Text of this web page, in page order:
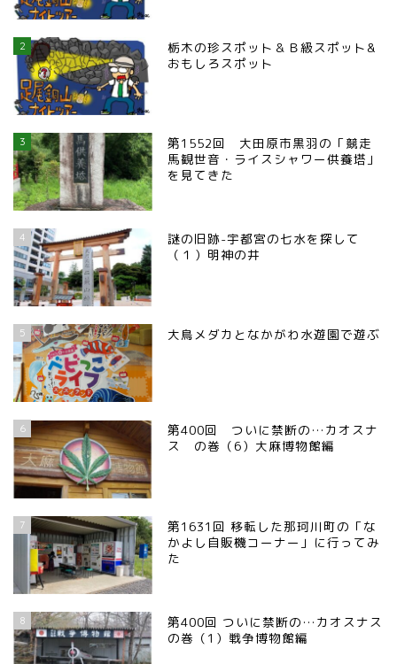
2
栃木の珍スポット＆Ｂ級スポット&
おもしろスポット
3
第1552回 大田原市黒羽の「競走
馬観世音・ライスシャワー供養塔」
を見てきた
4
謎の旧跡-宇都宮の七水を探して
（１）明神の井
5 大鳥メダカとなかがわ水遊園で遊ぶ
6
第400回 ついに禁断の…カオスナ
ス の巻（6）大麻博物館編
7
第1631回 移転した那珂川町の「な
かよし自販機コーナー」に行ってみ
た
8
第400回 ついに禁断の…カオスナス
の巻（1）戦争博物館編